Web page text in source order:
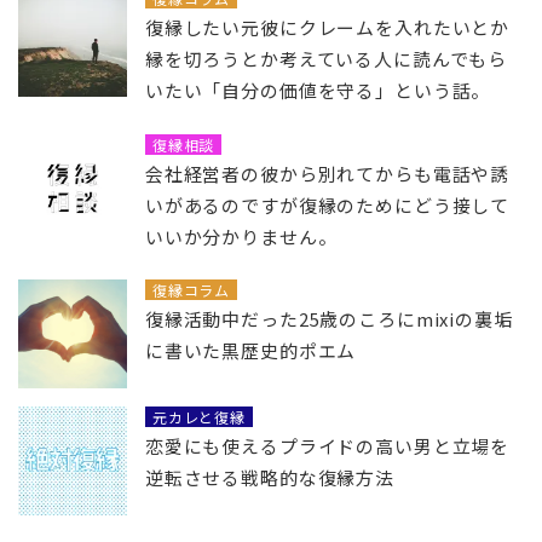
復縁したい元彼にクレームを入れたいとか
縁を切ろうとか考えている人に読んでもら
いたい「自分の価値を守る」という話。
復縁相談
会社経営者の彼から別れてからも電話や誘
いがあるのですが復縁のためにどう接して
いいか分かりません。
復縁コラム
復縁活動中だった25歳のころにmixiの裏垢
に書いた黒歴史的ポエム
元カレと復縁
恋愛にも使えるプライドの高い男と立場を
逆転させる戦略的な復縁方法